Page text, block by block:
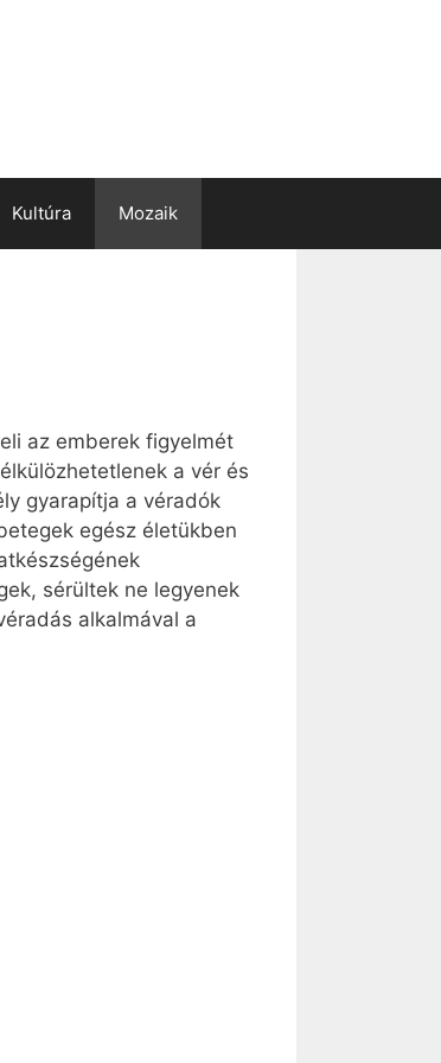
Kultúra Mozaik
az emberek figyelmét
a vér és
gyarapítja a véradók
egész életükben
sérültek ne legyenek
alkalmával a